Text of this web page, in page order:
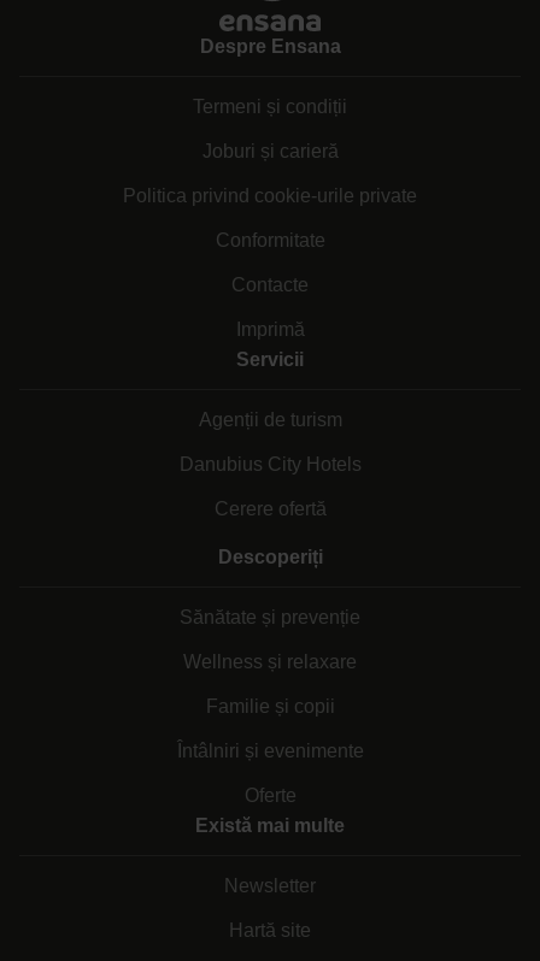
Despre Ensana
Termeni și condiții
Joburi și carieră
Politica privind cookie-urile private
Conformitate
Contacte
Imprimă
Servicii
Agenții de turism
Danubius City Hotels
Cerere ofertă
Descoperiți
Sănătate și prevenție
Wellness și relaxare
Familie și copii
Întâlniri și evenimente
Oferte
Există mai multe
Newsletter
Hartă site